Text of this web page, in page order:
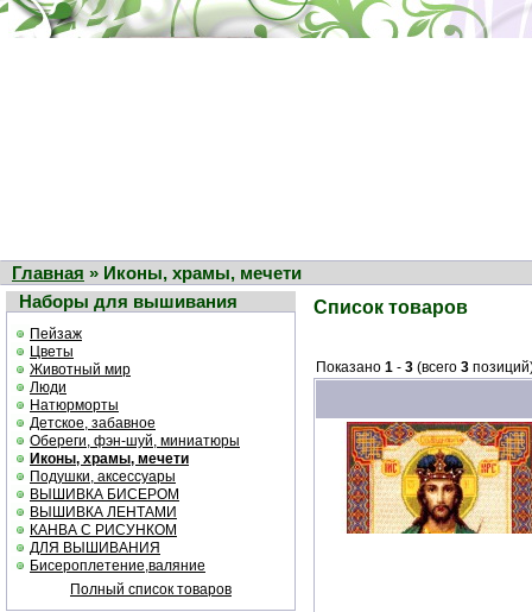
Главная » Иконы, храмы, мечети
Наборы для вышивания
Пейзаж
Цветы
Животный мир
Люди
Натюрморты
Детское, забавное
Обереги, фэн-шуй, миниатюры
Иконы, храмы, мечети
Подушки, аксессуары
ВЫШИВКА БИСЕРОМ
ВЫШИВКА ЛЕНТАМИ
КАНВА С РИСУНКОМ
ДЛЯ ВЫШИВАНИЯ
Бисероплетение,валяние
Полный список товаров
Список товаров
Показано 1 - 3 (всего 3